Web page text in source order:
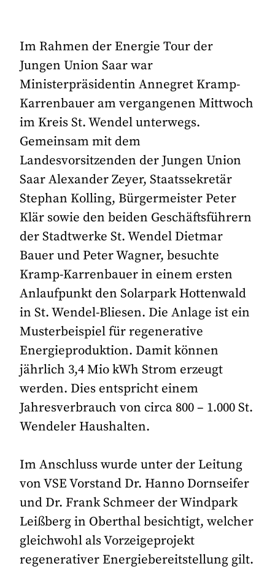
Im Rahmen der Energie Tour der
Jungen Union Saar war
Ministerpräsidentin Annegret Kramp-
Karrenbauer am vergangenen Mittwoch
im Kreis St. Wendel unterwegs.
Gemeinsam mit dem
Landesvorsitzenden der Jungen Union
Saar Alexander Zeyer, Staatssekretär
Stephan Kolling, Bürgermeister Peter
Klär sowie den beiden Geschäftsführern
der Stadtwerke St. Wendel Dietmar
Bauer und Peter Wagner, besuchte
Kramp-Karrenbauer in einem ersten
Anlaufpunkt den Solarpark Hottenwald
in St. Wendel-Bliesen. Die Anlage ist ein
Musterbeispiel für regenerative
Energieproduktion. Damit können
jährlich 3,4 Mio kWh Strom erzeugt
werden. Dies entspricht einem
Jahresverbrauch von circa 800 – 1.000 St.
Wendeler Haushalten.
Im Anschluss wurde unter der Leitung
von VSE Vorstand Dr. Hanno Dornseifer
und Dr. Frank Schmeer der Windpark
Leißberg in Oberthal besichtigt, welcher
gleichwohl als Vorzeigeprojekt
regenerativer Energiebereitstellung gilt.